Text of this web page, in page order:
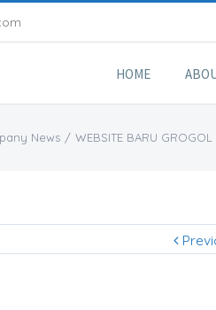
HOME
News / WEBSITE BARU GROGOL